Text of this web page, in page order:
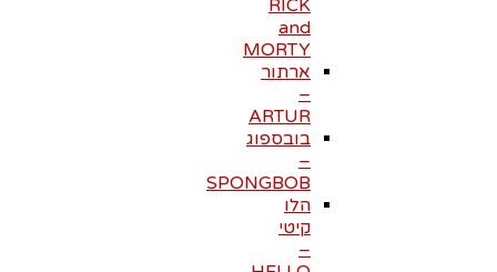
RICK
and
MORTY
ארתור
–
ARTUR
בובספוג
–
SPONGBOB
הלו
קיטי
–